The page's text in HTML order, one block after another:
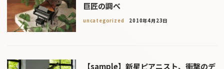
巨匠の調べ
uncategorized 2010年4月23日
【sample】新星ピアニスト、衝撃のデ